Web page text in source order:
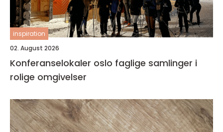
inspiration
02. August 2026
Konferanselokaler oslo faglige samlinger i
rolige omgivelser